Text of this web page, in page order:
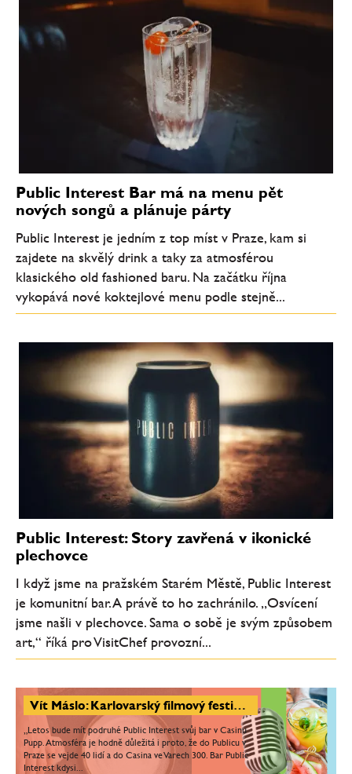
Public Interest Bar má na menu pět
nových songů a plánuje párty
Public Interest je jedním z top míst v Praze, kam si
zajdete na skvělý drink a taky za atmosférou
klasického old fashioned baru. Na začátku října
vykopává nové koktejlové menu podle stejně...
Public Interest: Story zavřená v ikonické
plechovce
I když jsme na pražském Starém Městě, Public Interest
je komunitní bar. A právě to ho zachránilo. „Osvícení
jsme našli v plechovce. Sama o sobě je svým způsobem
art,“ říká pro VisitChef provozní...
Vít Máslo: Karlovarský filmový festival mě hrozně baví. Těší mě, že jsme s Publicem jeho součástí
„Letos bude mít podruhé Public Interest svůj bar v Casinu
Pupp. Atmosféra je hodně důležitá i proto, že do Publicu v
Praze se vejde 40 lidí a do Casina ve Varech 300. Bar Public
Interest kdysi...